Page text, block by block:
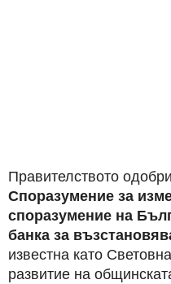
Правителството одобри
Споразумение за
споразумение на
банка за
известна като
развитие на